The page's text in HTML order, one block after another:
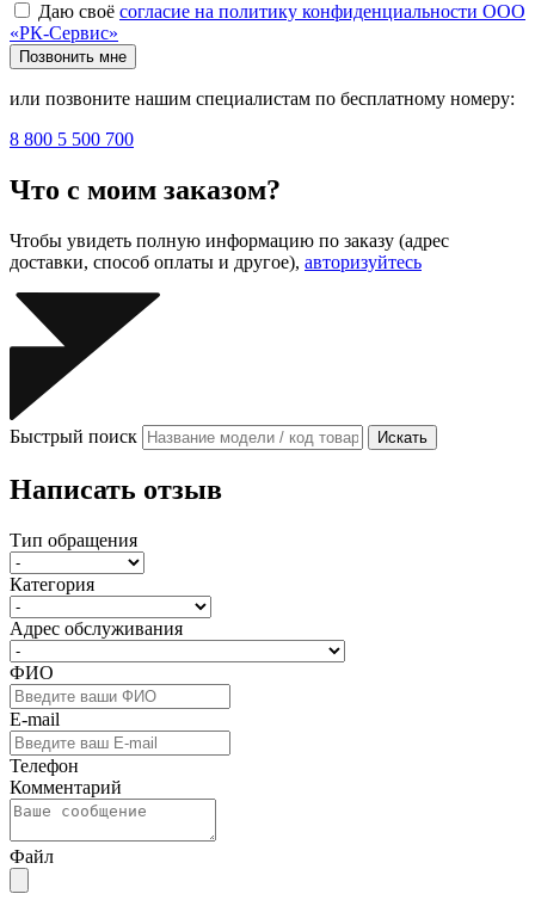
Даю своё согласие на политику конфиденциальности ООО
«РК-Сервис»
Позвонить мне
или позвоните нашим специалистам по бесплатному номеру:
8 800 5 500 700
Что с моим заказом?
Чтобы увидеть полную информацию по заказу (адрес
доставки, способ оплаты и другое), авторизуйтесь
Быстрый поиск Искать
Написать отзыв
Тип обращения
Категория
Адрес обслуживания
ФИО
E-mail
Телефон
Комментарий
Файл